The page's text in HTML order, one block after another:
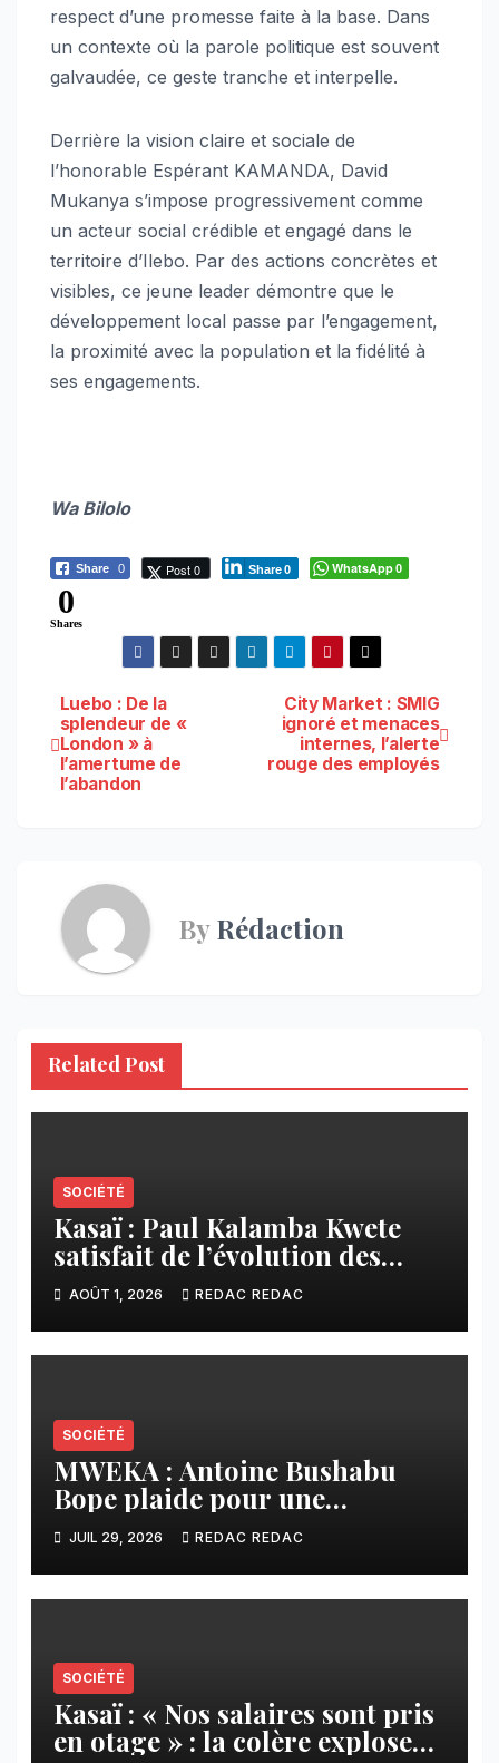
respect d’une promesse faite à la base. Dans
un contexte où la parole politique est souvent
galvaudée, ce geste tranche et interpelle.
Derrière la vision claire et sociale de
l’honorable Espérant KAMANDA, David
Mukanya s’impose progressivement comme
un acteur social crédible et engagé dans le
territoire d’Ilebo. Par des actions concrètes et
visibles, ce jeune leader démontre que le
développement local passe par l’engagement,
la proximité avec la population et la fidélité à
ses engagements.
Wa Bilolo
Share 0 Post 0 Share0 WhatsApp0
0
Shares
Navigation
de
City Market : SMIG
ignoré et menaces
internes, l’alerte
rouge des employés
Luebo : De la
splendeur de «
London » à
l’amertume de
l’abandon
ByRédaction
Related Post
SOCIÉTÉ
Kasaï : Paul Kalamba Kwete
satisfait de l’évolution des
travaux routiers exécutés par
SAFRIMEX
AOÛT 1, 2026 REDAC REDAC
SOCIÉTÉ
MWEKA : Antoine Bushabu
Bope plaide pour une
meilleure prise en compte des
communautés locales dans la
réforme sur le crédit carbone.
JUIL 29, 2026 REDAC REDAC
SOCIÉTÉ
Kasaï : « Nos salaires sont pris
en otage » : la colère explose